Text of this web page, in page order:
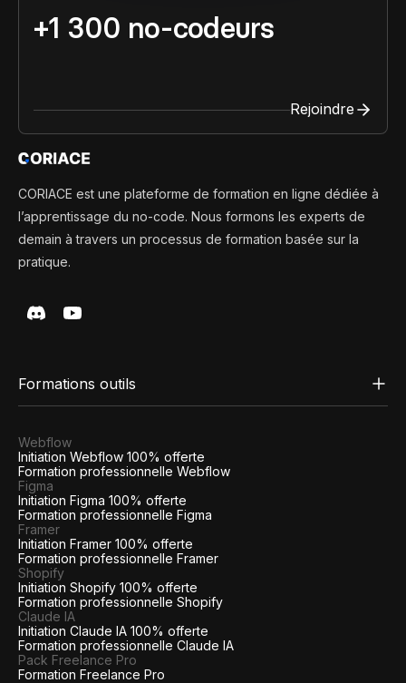
+1 300 no-codeurs
Rejoindre
CORIACE est une plateforme de formation en ligne dédiée à
l’apprentissage du no-code. Nous formons les experts de
demain à travers un processus de formation basée sur la
pratique.
Formations outils
Webflow
Initiation Webflow 100% offerte
Formation professionnelle Webflow
Figma
Initiation Figma 100% offerte
Formation professionnelle Figma
Framer
Initiation Framer 100% offerte
Formation professionnelle Framer
Shopify
Initiation Shopify 100% offerte
Formation professionnelle Shopify
Claude IA
Initiation Claude IA 100% offerte
Formation professionnelle Claude IA
Pack Freelance Pro
Formation Freelance Pro